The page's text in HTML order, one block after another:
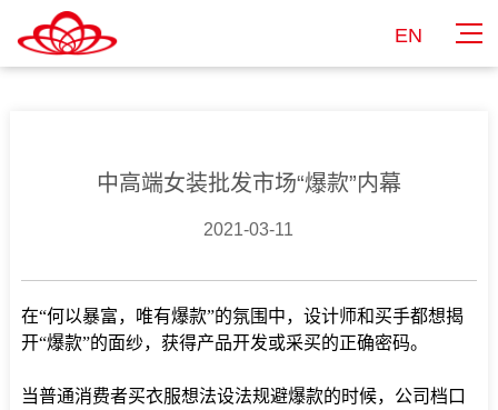
EN
中高端女装批发市场“爆款”内幕
2021-03-11
在“何以暴富，唯有爆款”的氛围中，设计师和买手都想揭
开“爆款”的面纱，获得产品开发或采买的正确密码。
当普通消费者买衣服想法设法规避爆款的时候，公司档口